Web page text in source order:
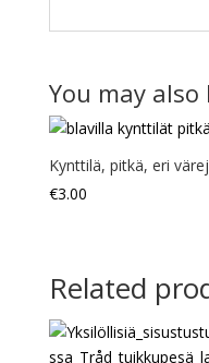
You may
Kynttilä, pitkä, eri
€3.00
Related